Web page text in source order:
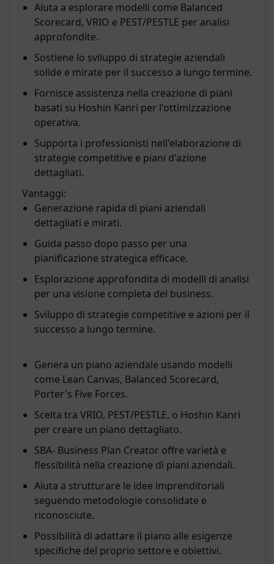
Aiuta a esplorare modelli come Balanced
Scorecard, VRIO e PEST/PESTLE per analisi
approfondite.
Sostiene lo sviluppo di strategie aziendali
solide e mirate per il successo a lungo termine.
Fornisce assistenza nella creazione di piani
basati su Hoshin Kanri per l'ottimizzazione
operativa.
Supporta i professionisti nell'elaborazione di
strategie competitive e piani d'azione
dettagliati.
Vantaggi:
Generazione rapida di piani aziendali
dettagliati e mirati.
Guida passo dopo passo per una
pianificazione strategica efficace.
Esplorazione approfondita di modelli di analisi
per una visione completa del business.
Sviluppo di strategie competitive e azioni per il
successo a lungo termine.
Genera un piano aziendale usando modelli
come Lean Canvas, Balanced Scorecard,
Porter's Five Forces.
Scelta tra VRIO, PEST/PESTLE, o Hoshin Kanri
per creare un piano dettagliato.
SBA- Business Plan Creator offre varietà e
flessibilità nella creazione di piani aziendali.
Aiuta a strutturare le idee imprenditoriali
seguendo metodologie consolidate e
riconosciute.
Possibilità di adattare il piano alle esigenze
specifiche del proprio settore e obiettivi.